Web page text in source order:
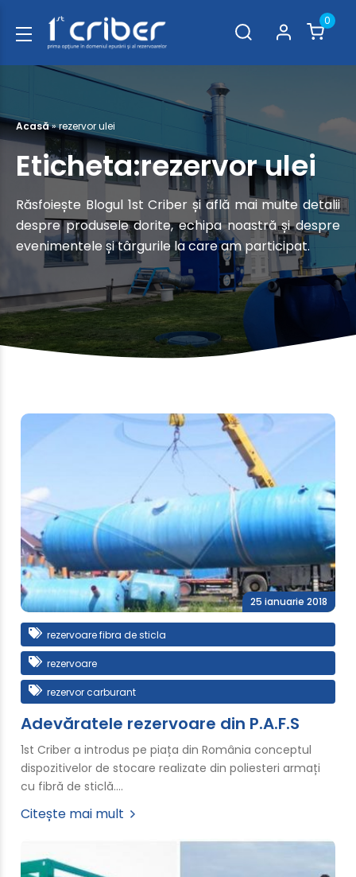
0
Acasă»rezervor ulei
Eticheta:rezervor ulei
Răsfoiește Blogul 1st Criber și află mai multe detalii
despre produsele dorite, echipa noastră și despre
evenimentele și târgurile la care am participat.
25 ianuarie 2018
rezervoare fibra de sticla
rezervoare
rezervor carburant
Adevăratele rezervoare din P.A.F.S
1st Criber a introdus pe piața din România conceptul
dispozitivelor de stocare realizate din poliesteri armați
cu fibră de sticlă.…
Citește mai mult